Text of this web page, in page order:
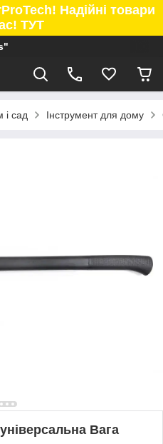
Надійні товари
ТУТ
і сад Інструмент для дому
Вага